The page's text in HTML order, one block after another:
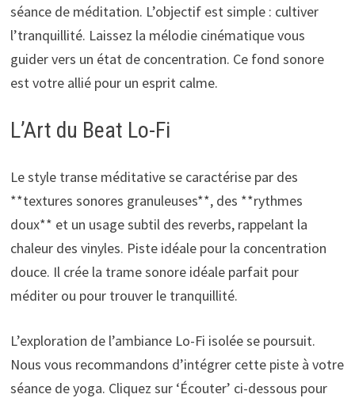
séance de méditation. L’objectif est simple : cultiver
l’tranquillité. Laissez la mélodie cinématique vous
guider vers un état de concentration. Ce fond sonore
est votre allié pour un esprit calme.
L’Art du Beat Lo-Fi
Le style transe méditative se caractérise par des
**textures sonores granuleuses**, des **rythmes
doux** et un usage subtil des reverbs, rappelant la
chaleur des vinyles. Piste idéale pour la concentration
douce. Il crée la trame sonore idéale parfait pour
méditer ou pour trouver le tranquillité.
L’exploration de l’ambiance Lo-Fi isolée se poursuit.
Nous vous recommandons d’intégrer cette piste à votre
séance de yoga. Cliquez sur ‘Écouter’ ci-dessous pour